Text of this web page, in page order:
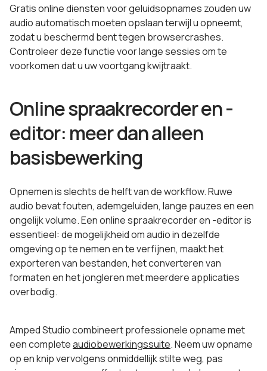
Gratis online diensten voor geluidsopnames zouden uw
audio automatisch moeten opslaan terwijl u opneemt,
zodat u beschermd bent tegen browsercrashes.
Controleer deze functie voor lange sessies om te
voorkomen dat u uw voortgang kwijtraakt.
Online spraakrecorder en -
editor: meer dan alleen
basisbewerking
Opnemen is slechts de helft van de workflow. Ruwe
audio bevat fouten, ademgeluiden, lange pauzes en een
ongelijk volume. Een online spraakrecorder en -editor is
essentieel: de mogelijkheid om audio in dezelfde
omgeving op te nemen en te verfijnen, maakt het
exporteren van bestanden, het converteren van
formaten en het jongleren met meerdere applicaties
overbodig.
Amped Studio combineert professionele opname met
een completeaudiobewerkingssuite. Neem uw opname
op en knip vervolgens onmiddellijk stilte weg, pas